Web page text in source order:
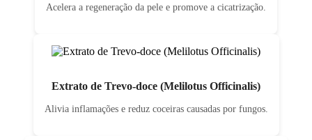
Acelera a regeneração da pele e promove a cicatrização.
Extrato de Trevo-doce (Melilotus Officinalis)
Alivia inflamações e reduz coceiras causadas por fungos.